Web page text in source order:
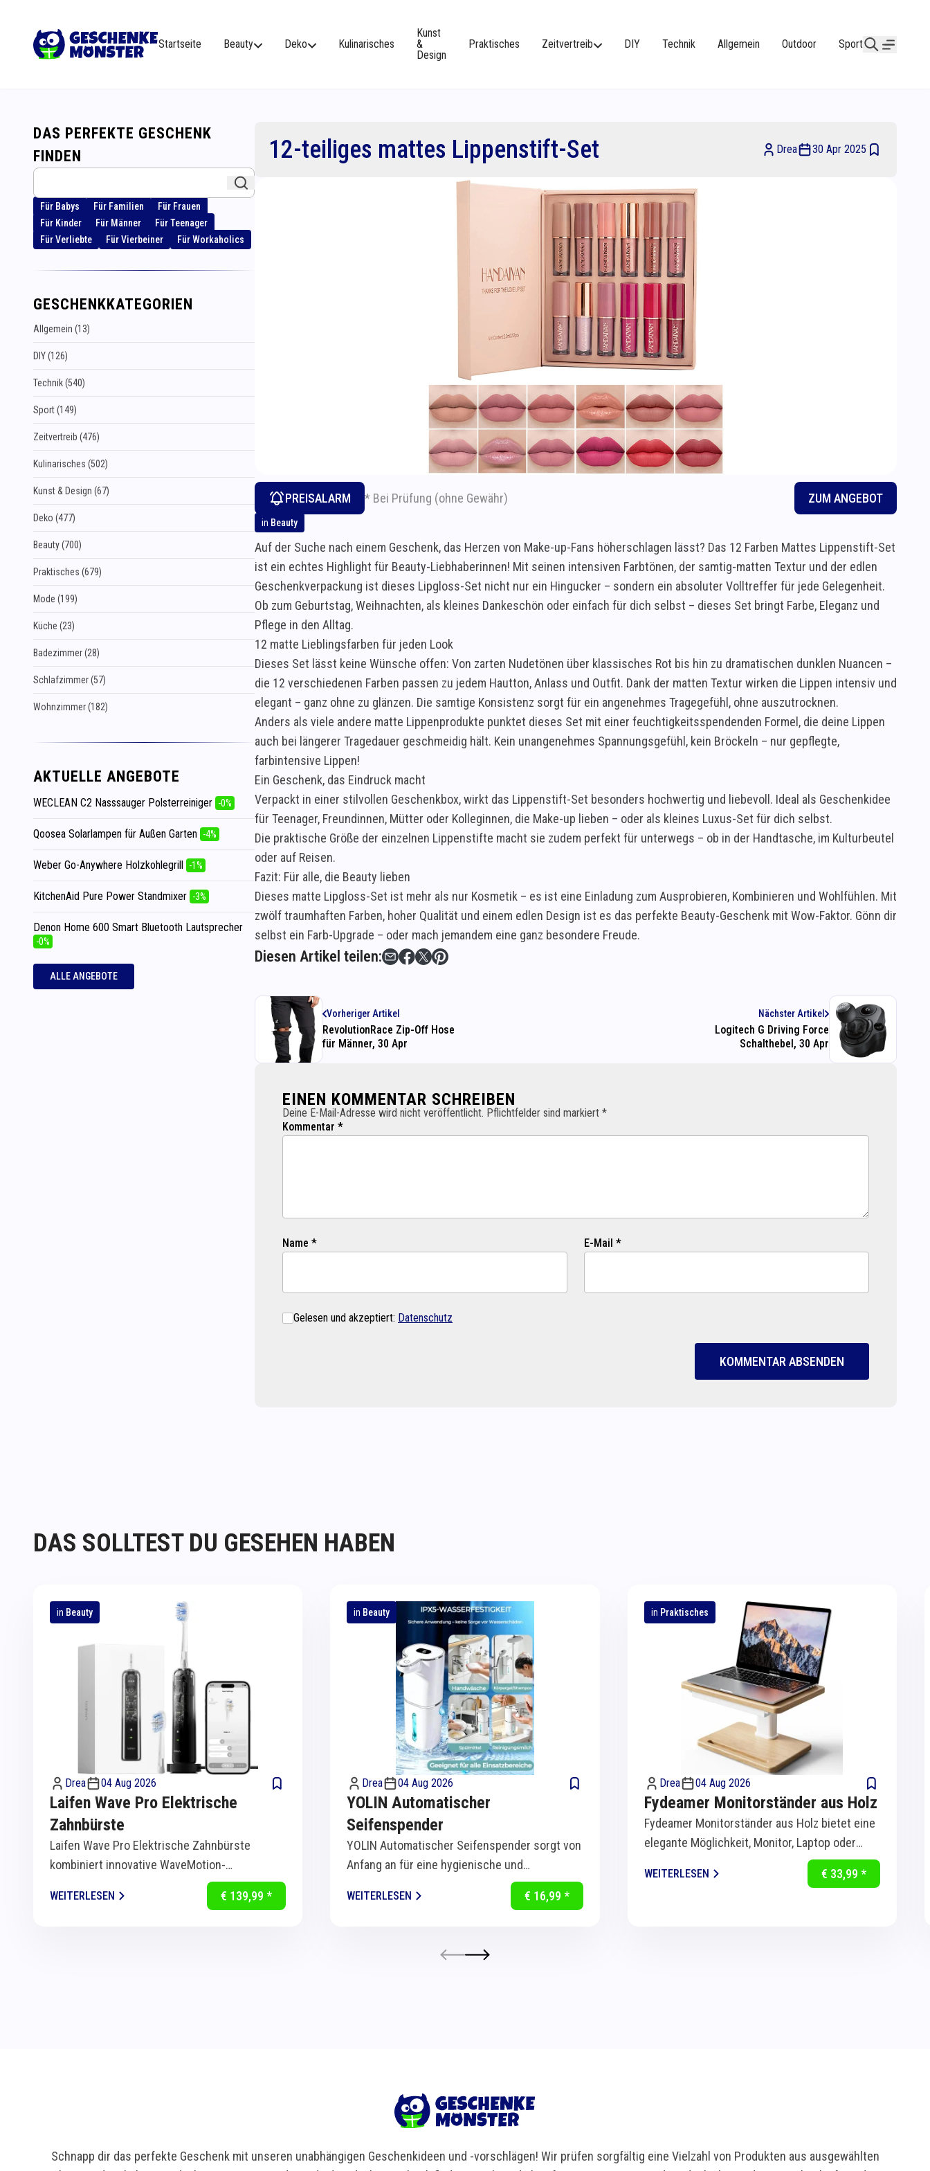
Startseite Beauty Deko Kulinarisches
Kunst
&
Design
Praktisches Zeitvertreib DIY Technik Allgemein Outdoor Sport
12-teiliges mattes Lippenstift-Set Drea 30 Apr 2025
PREISALARM * Bei Prüfung (ohne Gewähr) ZUM ANGEBOT
in Beauty
Auf der Suche nach einem Geschenk, das Herzen von Make-up-Fans höherschlagen lässt? Das 12 Farben Mattes Lippenstift-Set
ist ein echtes Highlight für Beauty-Liebhaberinnen! Mit seinen intensiven Farbtönen, der samtig-matten Textur und der edlen
Geschenkverpackung ist dieses Lipgloss-Set nicht nur ein Hingucker – sondern ein absoluter Volltreffer für jede Gelegenheit.
Ob zum Geburtstag, Weihnachten, als kleines Dankeschön oder einfach für dich selbst – dieses Set bringt Farbe, Eleganz und
Pflege in den Alltag.
12 matte Lieblingsfarben für jeden Look
Dieses Set lässt keine Wünsche offen: Von zarten Nudetönen über klassisches Rot bis hin zu dramatischen dunklen Nuancen –
die 12 verschiedenen Farben passen zu jedem Hautton, Anlass und Outfit. Dank der matten Textur wirken die Lippen intensiv und
elegant – ganz ohne zu glänzen. Die samtige Konsistenz sorgt für ein angenehmes Tragegefühl, ohne auszutrocknen.
Anders als viele andere matte Lippenprodukte punktet dieses Set mit einer feuchtigkeitsspendenden Formel, die deine Lippen
auch bei längerer Tragedauer geschmeidig hält. Kein unangenehmes Spannungsgefühl, kein Bröckeln – nur gepflegte,
farbintensive Lippen!
Ein Geschenk, das Eindruck macht
Verpackt in einer stilvollen Geschenkbox, wirkt das Lippenstift-Set besonders hochwertig und liebevoll. Ideal als Geschenkidee
für Teenager, Freundinnen, Mütter oder Kolleginnen, die Make-up lieben – oder als kleines Luxus-Set für dich selbst.
Die praktische Größe der einzelnen Lippenstifte macht sie zudem perfekt für unterwegs – ob in der Handtasche, im Kulturbeutel
oder auf Reisen.
Fazit: Für alle, die Beauty lieben
Dieses matte Lipgloss-Set ist mehr als nur Kosmetik – es ist eine Einladung zum Ausprobieren, Kombinieren und Wohlfühlen. Mit
zwölf traumhaften Farben, hoher Qualität und einem edlen Design ist es das perfekte Beauty-Geschenk mit Wow-Faktor. Gönn dir
selbst ein Farb-Upgrade – oder mach jemandem eine ganz besondere Freude.
Diesen Artikel teilen:
Vorheriger Artikel
RevolutionRace Zip-Off Hose
für Männer, 30 Apr
Nächster Artikel
Logitech G Driving Force
Schalthebel, 30 Apr
EINEN KOMMENTAR SCHREIBEN
Deine E-Mail-Adresse wird nicht veröffentlicht. Pflichtfelder sind markiert *
Kommentar *
Name * E-Mail *
Gelesen und akzeptiert: Datenschutz
KOMMENTAR ABSENDEN
DAS PERFEKTE GESCHENK
FINDEN
Für Babys Für Familien
Für Frauen
Für Kinder
Für Männer
Für Teenager
Für Verliebte
Für Vierbeiner Für Workaholics
GESCHENKKATEGORIEN
Allgemein (13)
DIY (126)
Technik (540)
Sport (149)
Zeitvertreib (476)
Kulinarisches (502)
Kunst & Design (67)
Deko (477)
Beauty (700)
Praktisches (679)
Mode (199)
Küche (23)
Badezimmer (28)
Schlafzimmer (57)
Wohnzimmer (182)
AKTUELLE ANGEBOTE
WECLEAN C2 Nasssauger Polsterreiniger -0%
Qoosea Solarlampen für Außen Garten -4%
Weber Go-Anywhere Holzkohlegrill -1%
KitchenAid Pure Power Standmixer -3%
Denon Home 600 Smart Bluetooth Lautsprecher
-0%
ALLE ANGEBOTE
DAS SOLLTEST DU GESEHEN HABEN
in Beauty
Drea 04 Aug 2026
Laifen Wave Pro Elektrische
Zahnbürste
Laifen Wave Pro Elektrische Zahnbürste
kombiniert innovative WaveMotion-
Technologie mit intelligenter Sensorik für
eine...
WEITERLESEN € 139,99 *
in Beauty
Drea 04 Aug 2026
YOLIN Automatischer
Seifenspender
YOLIN Automatischer Seifenspender sorgt von
Anfang an für eine hygienische und
komfortable Handreinigung in Küche und Bad.
Dank...
WEITERLESEN € 16,99 *
in Praktisches
Drea 04 Aug 2026
Fydeamer Monitorständer aus Holz
Fydeamer Monitorständer aus Holz bietet eine
elegante Möglichkeit, Monitor, Laptop oder
Bildschirm ergonomisch auf Augenhöhe zu...
WEITERLESEN € 33,99 *
Schnapp dir das perfekte Geschenk mit unseren unabhängigen Geschenkideen und -vorschlägen! Wir prüfen sorgfältig eine Vielzahl von Produkten aus ausgewählten